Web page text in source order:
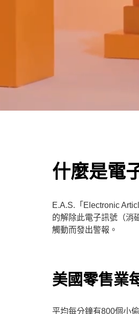
什麼是電
E.A.S.「Electronic
的解除此電子訊號（消
觸動而發出警報。
美國零售業
平均每分鐘有800個小